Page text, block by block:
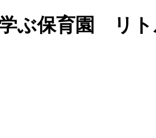
学ぶ保育園 リ